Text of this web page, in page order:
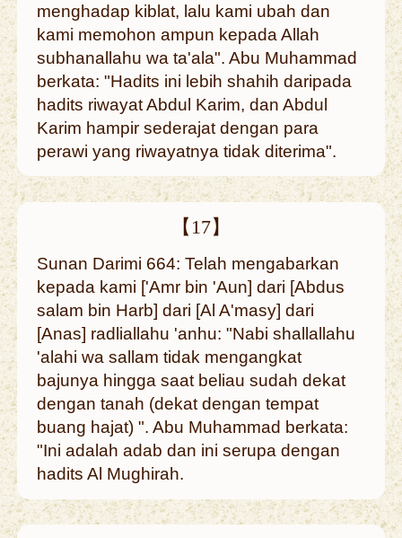
menghadap kiblat, lalu kami ubah dan
kami memohon ampun kepada Allah
subhanallahu wa ta'ala". Abu Muhammad
berkata: "Hadits ini lebih shahih daripada
hadits riwayat Abdul Karim, dan Abdul
Karim hampir sederajat dengan para
perawi yang riwayatnya tidak diterima".
【17】
Sunan Darimi 664: Telah mengabarkan
kepada kami ['Amr bin 'Aun] dari [Abdus
salam bin Harb] dari [Al A'masy] dari
[Anas] radliallahu 'anhu: "Nabi shallallahu
'alahi wa sallam tidak mengangkat
bajunya hingga saat beliau sudah dekat
dengan tanah (dekat dengan tempat
buang hajat) ". Abu Muhammad berkata:
"Ini adalah adab dan ini serupa dengan
hadits Al Mughirah.